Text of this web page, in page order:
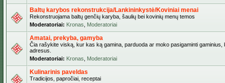
Baltų karybos rekonstrukcija/Lankininkystė/Koviniai menai
Rekonstruojama baltų genčių karyba, šaulių bei kovinių menų temos
Moderatoriai: Kronas Moderatoriai
Amatai, prekyba, gamyba
Čia rašykite viską, kur kas ką gamina, parduoda ar moko pasigaminti
adresus.
Moderatoriai: Kronas Moderatoriai
Kulinarinis paveldas
Tradicijos, papročiai, receptai